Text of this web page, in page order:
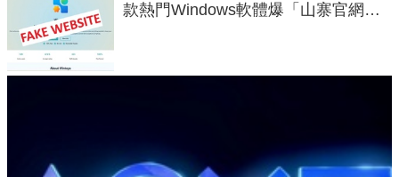
款熱門Windows軟體爆「山寨官網」